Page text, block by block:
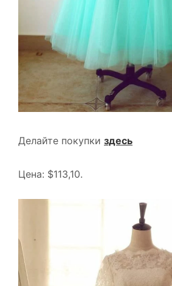
Делайте покупки здесь
Цена: $113,10.